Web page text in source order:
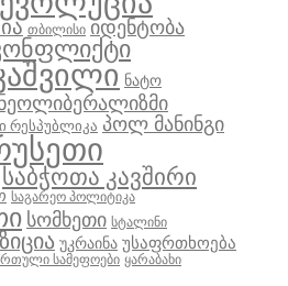
თბილისი იდენტობა
ნატო
რესპუბლიკა პოლ მანინგი
საბჭოთა კავშირი
საგარეო პოლიტიკა
სომხეთი სტალინი
უკრაინა უსაფრთხოება
სამეფოები ყარაბახი